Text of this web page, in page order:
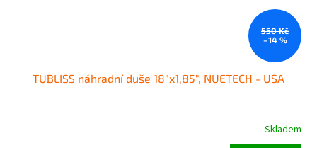
550 Kč
–14 %
TUBLISS náhradní duše 18"x1,85", NUETECH - USA
Skladem